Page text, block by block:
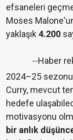
efsaneleri
Moses
yaklaşık4.200
--Haber
2024–25
Curry, mevcut
hedefe
motivasyonu
bir anlık